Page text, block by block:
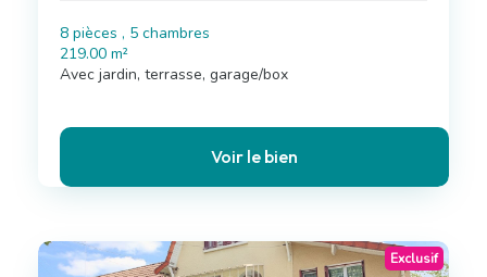
8 pièces , 5 chambres
219.00 m²
Avec jardin, terrasse, garage/box
Voir le bien
Exclusif